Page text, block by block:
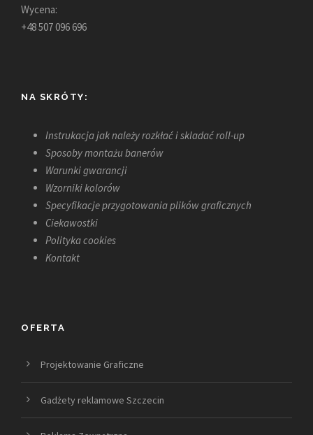
Wycena:
+48 507 096 696
NA SKRÓTY:
Instrukacja jak należy rozkłać i skladać roll-up
Sposoby montażu banerów
Warunki gwarancji
Wzorniki kolorów
Specyfikacje przygotowania plików graficznych
Ciekawostki
Polityka cookies
Kontakt
OFERTA
Projektowanie Graficzne
Gadżety reklamowe Szczecin